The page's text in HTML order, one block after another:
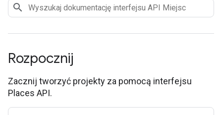
Rozpocznij
Zacznij tworzyć projekty za pomocą interfejsu
Places API.